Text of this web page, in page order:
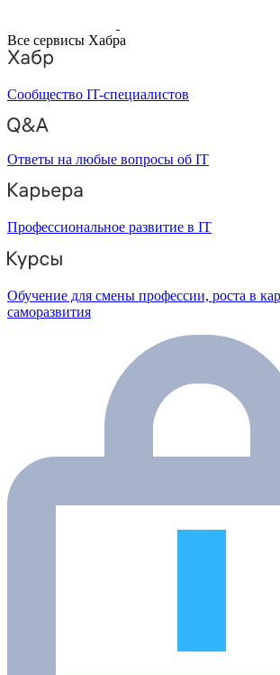
Все сервисы Хабра
Сообщество IT-специалистов
Ответы на любые вопросы об IT
Профессиональное развитие в IT
Обучение для смены профессии, роста в
саморазвития